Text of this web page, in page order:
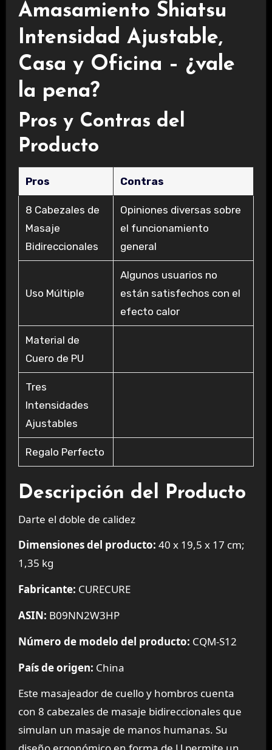
Amasamiento Shiatsu
Intensidad Ajustable,
Casa y Oficina – ¿vale
la pena?
Pros y Contras del
Producto
Pros Contras
8 Cabezales de
Masaje
Bidireccionales
Opiniones diversas sobre
el funcionamiento
general
Uso Múltiple
Algunos usuarios no
están satisfechos con el
efecto calor
Material de
Cuero de PU
Tres
Intensidades
Ajustables
Regalo Perfecto
Descripción del Producto
Darte el doble de calidez
Dimensiones del producto: 40 x 19,5 x 17 cm;
1,35 kg
Fabricante: CURECURE
ASIN: B09NN2W3HP
Número de modelo del producto: CQM-S12
País de origen: China
Este masajeador de cuello y hombros cuenta
con 8 cabezales de masaje bidireccionales que
simulan un masaje de manos humanas. Su